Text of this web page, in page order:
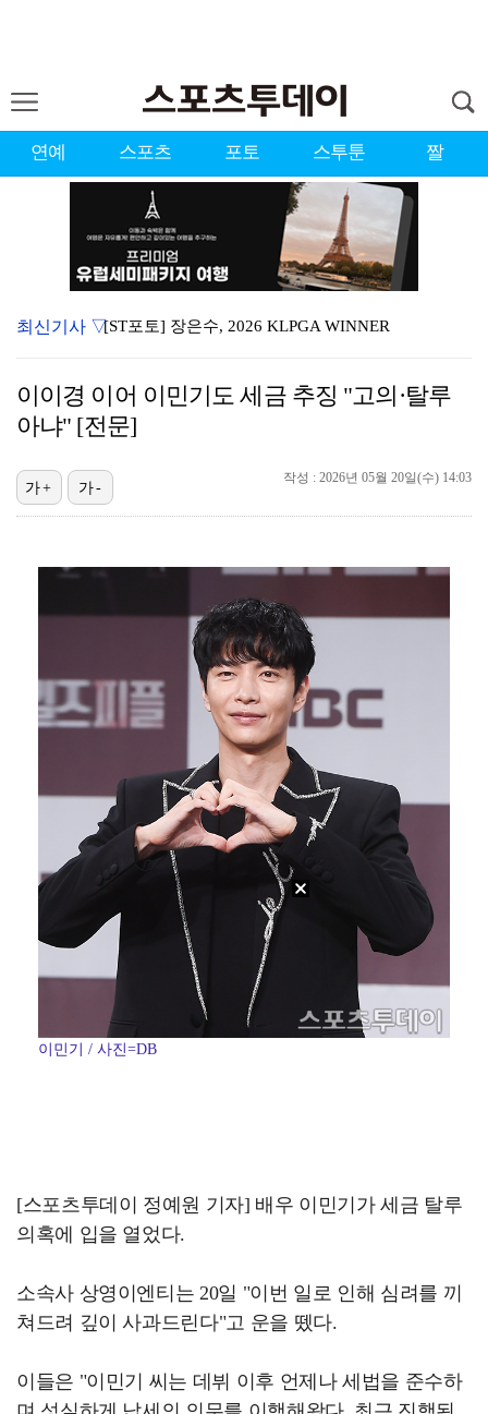
연예 스포츠 포토 스투툰 짤
[ST포토] 장은수, 2026 KLPGA WINNER
[ST포토] 장은수, KLPGA 첫 우승
[ST포토] 스트레이 키즈 창빈, 벌크업
[ST포토] 눈물 훔치는 장은수
[ST포토] 장은수, 첫 우승에 울컥
[ST포토] 장은수, 제주 삼다수 마스터즈 우승
[ST포토] 장은수, 우승 트로피 번쩍
최신기사 ▽
이이경 이어 이민기도 세금 추징 "고의·탈루
아냐" [전문]
작성 : 2026년 05월 20일(수) 14:03
가+ 가-
이민기 / 사진=DB
[스포츠투데이 정예원 기자] 배우 이민기가 세금 탈루
의혹에 입을 열었다.
소속사 상영이엔티는 20일 "이번 일로 인해 심려를 끼
쳐드려 깊이 사과드린다"고 운을 뗐다.
이들은 "이민기 씨는 데뷔 이후 언제나 세법을 준수하